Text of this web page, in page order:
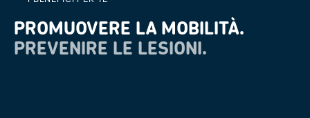
PROMUOVERE LA MOBILITÀ.
PREVENIRE LE LESIONI.